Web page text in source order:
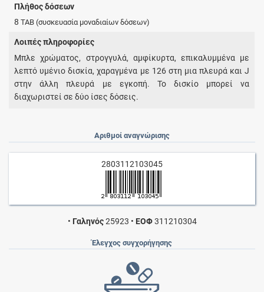
Πλήθος δόσεων
8TAB (συσκευασία μοναδιαίων δόσεων)
Λοιπές πληροφορίες
Μπλε χρώματος, στρογγυλά, αμφίκυρτα, επικαλυμμένα με
λεπτό υμένιο δισκία, χαραγμένα με 126 στη μια πλευρά και J
στην άλλη πλευρά με εγκοπή. Το δισκίο μπορεί να
διαχωριστεί σε δύο ίσες δόσεις.
Αριθμοί αναγνώρισης
2803112103045
• Γαληνός25923 • ΕΟΦ311210304
Έλεγχος συγχορήγησης